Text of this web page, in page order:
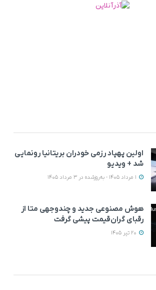
اولین پهپاد رزمی خودران بریتانیا رونمایی
شد + ویدیو
هوش مصنوعی جدید و چندوجهی متا از
رقبای گران‌قیمت پیشی گرفت